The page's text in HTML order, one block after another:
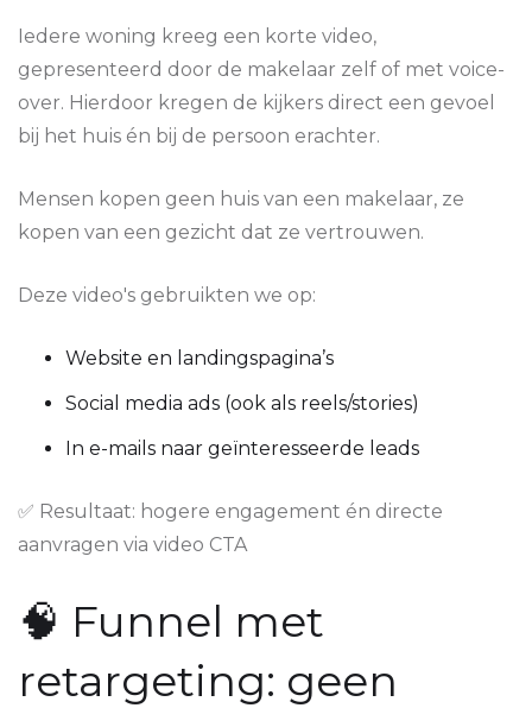
Iedere woning kreeg een korte video,
gepresenteerd door de makelaar zelf of met voice-
over. Hierdoor kregen de kijkers direct een gevoel
bij het huis én bij de persoon erachter.
Mensen kopen geen huis van een makelaar, ze
kopen van een gezicht dat ze vertrouwen.
Deze video's gebruikten we op:
Website en landingspagina’s
Social media ads (ook als reels/stories)
In e-mails naar geïnteresseerde leads
✅ Resultaat: hogere engagement én directe
aanvragen via video CTA
🧠 Funnel met
retargeting: geen